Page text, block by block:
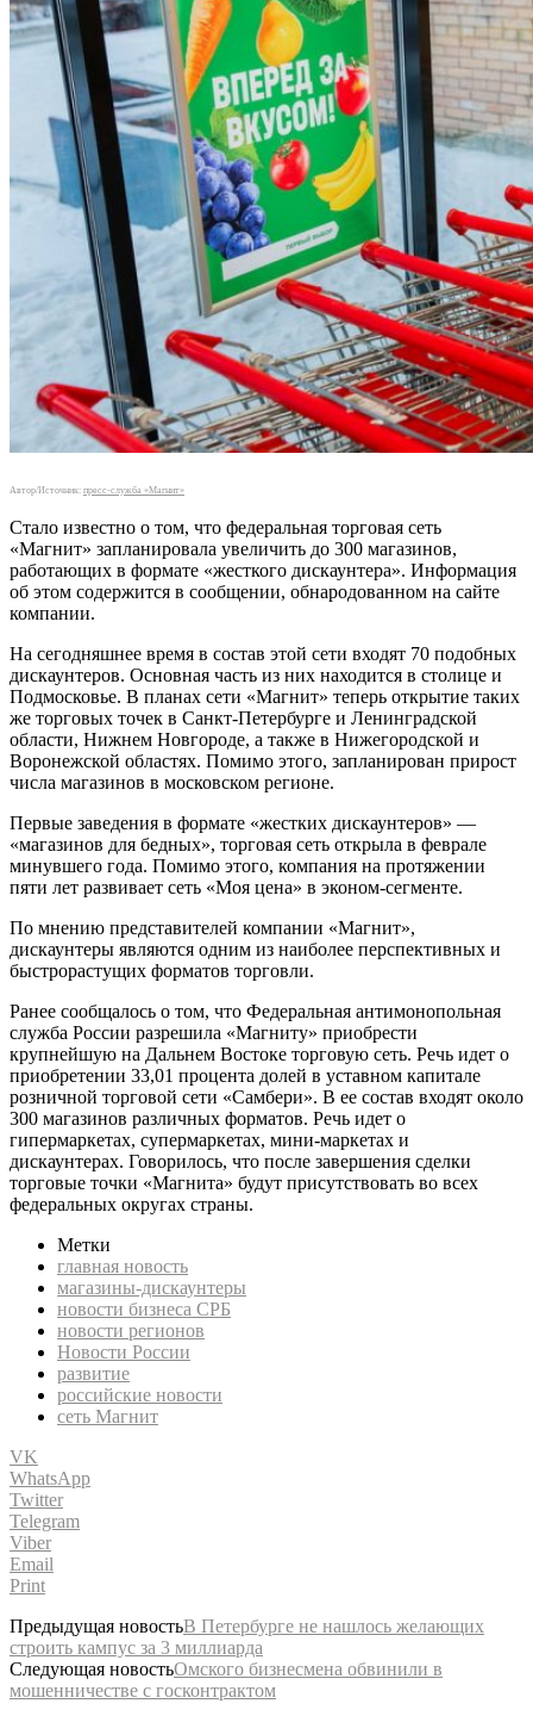
Автор/Источник: пресс-служба «Магнит»
Стало известно о том, что федеральная торговая сеть
«Магнит» запланировала увеличить до 300 магазинов,
работающих в формате «жесткого дискаунтера». Информация
об этом содержится в сообщении, обнародованном на сайте
компании.
На сегодняшнее время в состав этой сети входят 70 подобных
дискаунтеров. Основная часть из них находится в столице и
Подмосковье. В планах сети «Магнит» теперь открытие таких
же торговых точек в Санкт-Петербурге и Ленинградской
области, Нижнем Новгороде, а также в Нижегородской и
Воронежской областях. Помимо этого, запланирован прирост
числа магазинов в московском регионе.
Первые заведения в формате «жестких дискаунтеров» —
«магазинов для бедных», торговая сеть открыла в феврале
минувшего года. Помимо этого, компания на протяжении
пяти лет развивает сеть «Моя цена» в эконом-сегменте.
По мнению представителей компании «Магнит»,
дискаунтеры являются одним из наиболее перспективных и
быстрорастущих форматов торговли.
Ранее сообщалось о том, что Федеральная антимонопольная
служба России разрешила «Магниту» приобрести
крупнейшую на Дальнем Востоке торговую сеть. Речь идет о
приобретении 33,01 процента долей в уставном капитале
розничной торговой сети «Самбери». В ее состав входят около
300 магазинов различных форматов. Речь идет о
гипермаркетах, супермаркетах, мини-маркетах и
дискаунтерах. Говорилось, что после завершения сделки
торговые точки «Магнита» будут присутствовать во всех
федеральных округах страны.
Метки
главная новость
магазины-дискаунтеры
новости бизнеса СРБ
новости регионов
Новости России
развитие
российские новости
сеть Магнит
VK
WhatsApp
Twitter
Telegram
Viber
Email
Print
Предыдущая новостьВ Петербурге не нашлось желающих
строить кампус за 3 миллиарда
Следующая новостьОмского бизнесмена обвинили в
мошенничестве с госконтрактом